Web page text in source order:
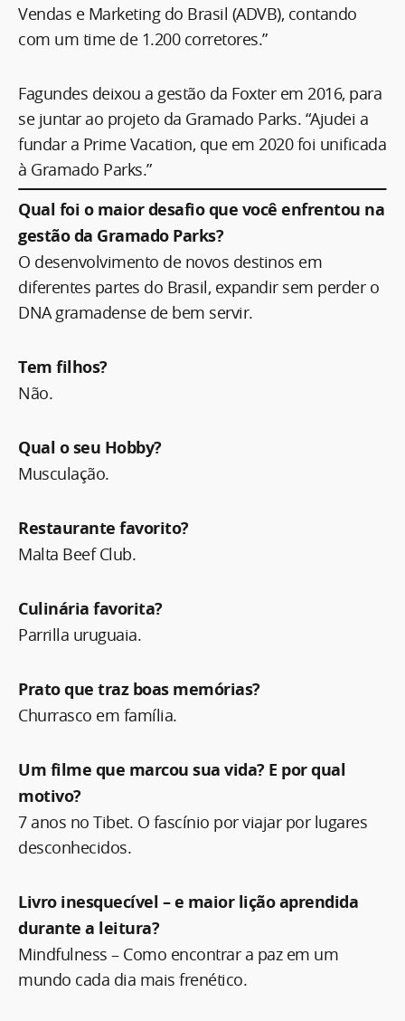
Vendas e Marketing do Brasil (ADVB), contando
com um time de 1.200 corretores.”
Fagundes deixou a gestão da Foxter em 2016, para
se juntar ao projeto da Gramado Parks. “Ajudei a
fundar a Prime Vacation, que em 2020 foi unificada
à Gramado Parks.”
Qual foi o maior desafio que você enfrentou na
gestão da Gramado Parks?
O desenvolvimento de novos destinos em
diferentes partes do Brasil, expandir sem perder o
DNA gramadense de bem servir.
Tem filhos?
Não.
Qual o seu Hobby?
Musculação.
Restaurante favorito?
Malta Beef Club.
Culinária favorita?
Parrilla uruguaia.
Prato que traz boas memórias?
Churrasco em família.
Um filme que marcou sua vida? E por qual
motivo?
7 anos no Tibet. O fascínio por viajar por lugares
desconhecidos.
Livro inesquecível – e maior lição aprendida
durante a leitura?
Mindfulness – Como encontrar a paz em um
mundo cada dia mais frenético.